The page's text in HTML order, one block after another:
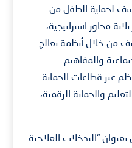
لحماية الطفل من
محاور استراتيجية،
من خلال أنظمة تعالج
والمفاهيم
عبر قطاعات الحماية
والحماية الرقمية،
“التدخلات العلاجية